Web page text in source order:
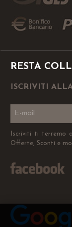
RESTA
ISCRIVITI
Iscriviti ti terremo
Offerte, Sconti e